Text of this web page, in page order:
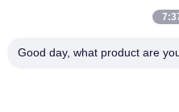
No 2 rue Shiziqiao, zone
Good day, what product are